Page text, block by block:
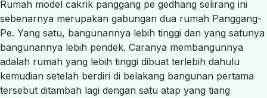
Rumah model cakrik panggang pe gedhang selirang ini
sebenarnya merupakan gabungan dua rumah Panggang-
Pe. Yang satu, bangunannya lebih tinggi dan yang satunya
bangunannya lebih pendek. Caranya membangunnya
adalah rumah yang lebih tinggi dibuat terlebih dahulu
kemudian setelah berdiri di belakang bangunan pertama
tersebut ditambah lagi dengan satu atap yang tiang